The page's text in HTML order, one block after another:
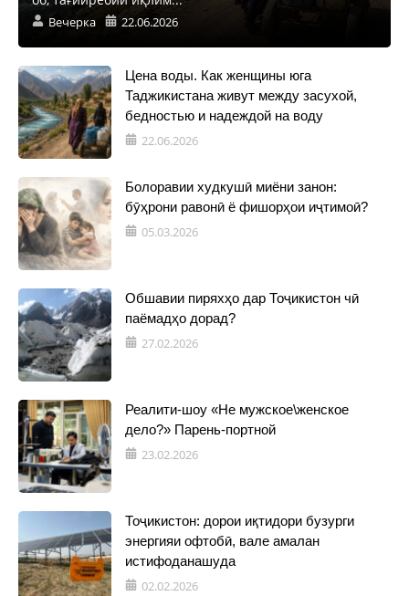
Вечерка 22.06.2026
Цена воды. Как женщины юга
Таджикистана живут между засухой,
бедностью и надеждой на воду
22.06.2026
Болоравии худкушӣ миёни занон:
бӯҳрони равонӣ ё фишорҳои иҷтимоӣ?
05.03.2026
Обшавии пиряхҳо дар Тоҷикистон чӣ
паёмадҳо дорад?
27.02.2026
Реалити-шоу «Не мужское\женское
дело?» Парень-портной
23.02.2026
Тоҷикистон: дорои иқтидори бузурги
энергияи офтобӣ, вале амалан
истифоданашуда
02.02.2026